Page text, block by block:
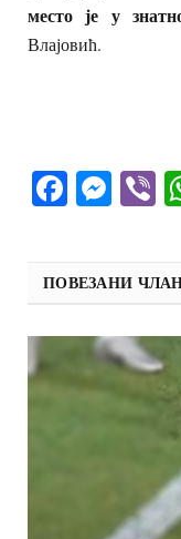
место је у
Влајовић.
ПОВЕЗАНИ